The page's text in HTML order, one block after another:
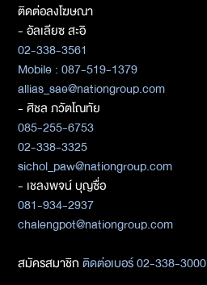
ติดต่อลงโฆษณา
- อัลเลียซ สะอิ
02-338-3561
Mobile : 087-519-1379
allias_sae@nationgroup.com
- ศิชล ภวัตโณทัย
085-255-6753
02-338-3325
sichol_paw@nationgroup.com
- เชลงพจน์ บุญซื่อ
081-934-2937
chalengpot@nationgroup.com
สมัครสมาชิกติดต่อเบอร์ 02-338-3000